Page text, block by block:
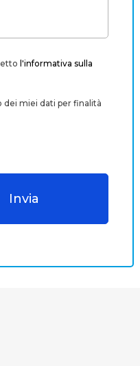
l'informativa sulla
miei dati per finalità